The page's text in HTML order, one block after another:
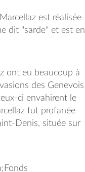
est réalisée
dit "sarde" et est en
ont eu beaucoup à
des Genevois
ci envahirent le
fut profanée
Denis, située sur
dessus de